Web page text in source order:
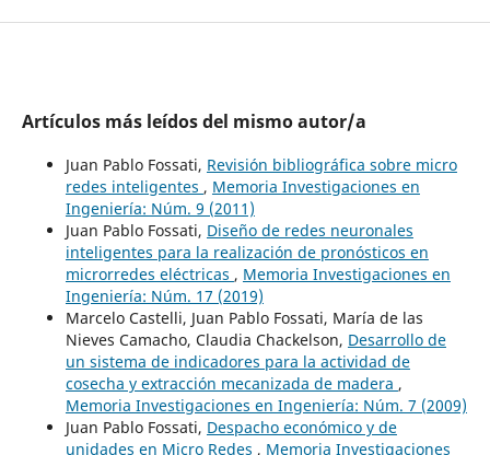
Artículos más leídos del mismo autor/a
Juan Pablo Fossati, Revisión bibliográfica sobre micro
redes inteligentes , Memoria Investigaciones en
Ingeniería: Núm. 9 (2011)
Juan Pablo Fossati, Diseño de redes neuronales
inteligentes para la realización de pronósticos en
microrredes eléctricas , Memoria Investigaciones en
Ingeniería: Núm. 17 (2019)
Marcelo Castelli, Juan Pablo Fossati, María de las
Nieves Camacho, Claudia Chackelson, Desarrollo de
un sistema de indicadores para la actividad de
cosecha y extracción mecanizada de madera ,
Memoria Investigaciones en Ingeniería: Núm. 7 (2009)
Juan Pablo Fossati, Despacho económico y de
unidades en Micro Redes , Memoria Investigaciones